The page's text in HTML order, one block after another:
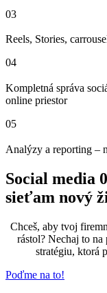
03
Reels, Stories,
04
Kompletná správa
online priestor
05
Analýzy a reporting –
Social media
sieťam nový
Chceš, aby tvoj
rástol? Nechaj to
stratégiu, ktorá
Poďme na to!